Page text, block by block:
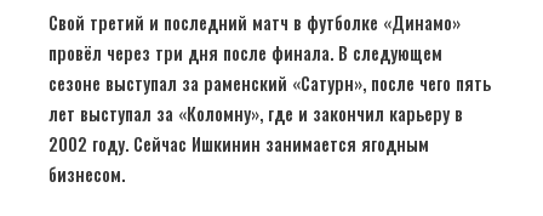
Свой третий и последний матч в футболке «Динамо»
провёл через три дня после финала. В следующем
сезоне выступал за раменский «Сатурн», после чего пять
лет выступал за «Коломну», где и закончил карьеру в
2002 году. Сейчас Ишкинин занимается ягодным
бизнесом.